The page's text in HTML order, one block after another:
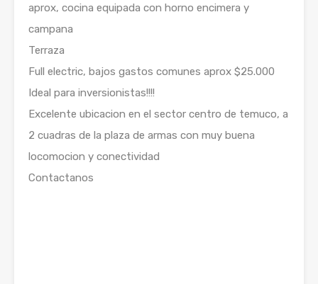
aprox, cocina equipada con horno encimera y
campana
Terraza
Full electric, bajos gastos comunes aprox $25.000
Ideal para inversionistas!!!!
Excelente ubicacion en el sector centro de temuco, a
2 cuadras de la plaza de armas con muy buena
locomocion y conectividad
Contactanos